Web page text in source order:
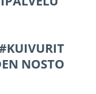
KUIVURIT
NOSTO